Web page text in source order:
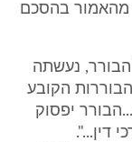
מהאמור בהסכם
הבורר, נעשתה
סעיף 4.7 להסכם הבוררות הקובע
יפסוק
דין...".